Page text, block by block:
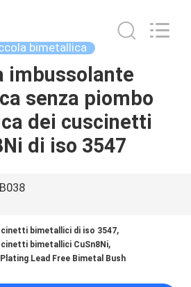
bimetallica
imbussolante
senza piombo
dei cuscinetti
di iso 3547
bimetallici di iso 3547,
bimetallici CuSn8Ni,
Lead Free Bimetal Bush